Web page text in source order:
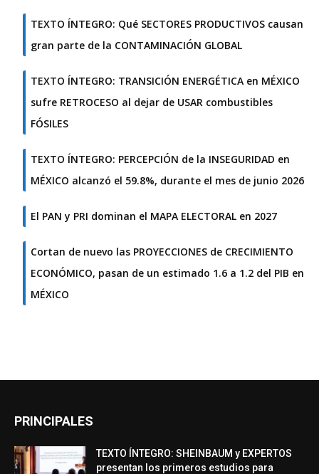
TEXTO ÍNTEGRO: Qué SECTORES PRODUCTIVOS causan
gran parte de la CONTAMINACIÓN GLOBAL
TEXTO ÍNTEGRO: TRANSICIÓN ENERGÉTICA en MÉXICO
sufre RETROCESO al dejar de USAR combustibles
FÓSILES
TEXTO ÍNTEGRO: PERCEPCIÓN de la INSEGURIDAD en
MÉXICO alcanzó el 59.8%, durante el mes de junio 2026
El PAN y PRI dominan el MAPA ELECTORAL en 2027
Cortan de nuevo las PROYECCIONES de CRECIMIENTO
ECONÓMICO, pasan de un estimado 1.6 a 1.2 del PIB en
MÉXICO
PRINCIPALES
TEXTO ÍNTEGRO: SHEINBAUM y EXPERTOS
presentan los primeros estudios para